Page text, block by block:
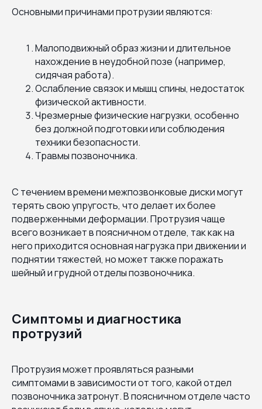
Основными причинами протрузии являются:
Малоподвижный образ жизни и длительное
нахождение в неудобной позе (например,
сидячая работа).
Ослабление связок и мышц спины, недостаток
физической активности.
Чрезмерные физические нагрузки, особенно
без должной подготовки или соблюдения
техники безопасности.
Травмы позвоночника.
С течением времени межпозвонковые диски могут
терять свою упругость, что делает их более
подверженными деформации. Протрузия чаще
всего возникает в поясничном отделе, так как на
него приходится основная нагрузка при движении и
поднятии тяжестей, но может также поражать
шейный и грудной отделы позвоночника.
Симптомы и диагностика
протрузий
Протрузия может проявляться разными
симптомами в зависимости от того, какой отдел
позвоночника затронут. В поясничном отделе часто